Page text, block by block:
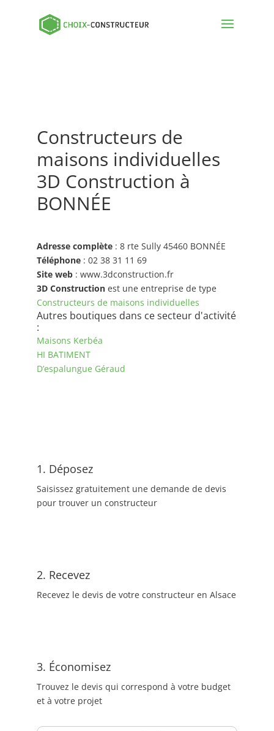
Constructeurs de
maisons individuelles
3D Construction à
BONNÉE
Adresse complète: 8 rte Sully 45460 BONNÉE
Téléphone: 02 38 31 11 69
Site web: www.3dconstruction.fr
3D Constructionest une entreprise de type
Constructeurs de maisons individuelles
Autres boutiques dans ce secteur d'activité
:
Maisons Kerbéa
HI BATIMENT
D’espalungue Géraud
1. Déposez
Saisissez gratuitement une demande de devis
pour trouver un constructeur
2. Recevez
Recevez le devis de votre constructeur en Alsace
3. Économisez
Trouvez le devis qui correspond à votre budget
et à votre projet